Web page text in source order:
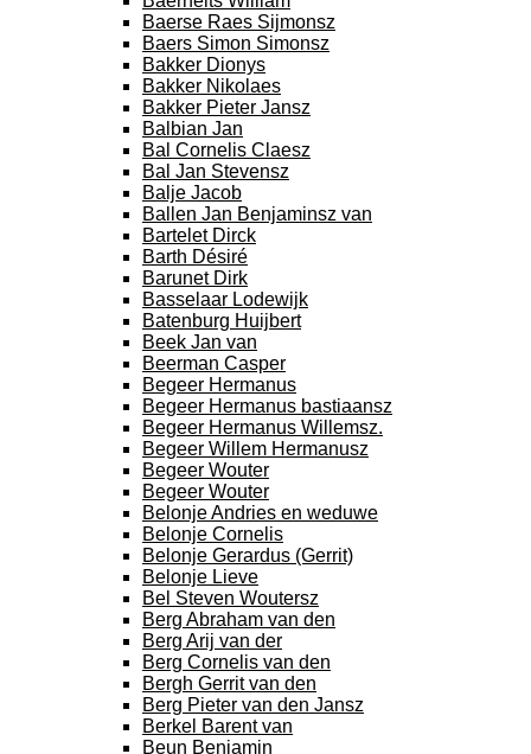
Baerse Raes Sijmonsz
Baers Simon Simonsz
Bakker Dionys
Bakker Nikolaes
Bakker Pieter Jansz
Balbian Jan
Bal Cornelis Claesz
Bal Jan Stevensz
Balje Jacob
Ballen Jan Benjaminsz van
Bartelet Dirck
Barth Désiré
Barunet Dirk
Basselaar Lodewijk
Batenburg Huijbert
Beek Jan van
Beerman Casper
Begeer Hermanus
Begeer Hermanus bastiaansz
Begeer Hermanus Willemsz.
Begeer Willem Hermanusz
Begeer Wouter
Begeer Wouter
Belonje Andries en weduwe
Belonje Cornelis
Belonje Gerardus (Gerrit)
Belonje Lieve
Bel Steven Woutersz
Berg Abraham van den
Berg Arij van der
Berg Cornelis van den
Bergh Gerrit van den
Berg Pieter van den Jansz
Berkel Barent van
Beun Benjamin